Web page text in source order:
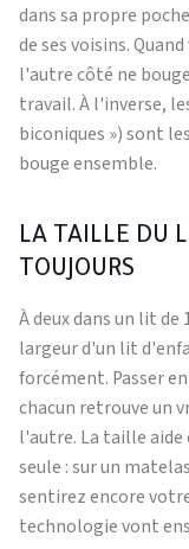
dans sa propre
de ses voisins.
l'autre côté ne
travail. À l'inverse,
biconiques ») sont
bouge ensemble.
LA TAILLE DU
TOUJOURS
À deux dans un lit de
largeur d'un lit
forcément. Passer
chacun retrouve un
l'autre. La taille
seule : sur un
sentirez encore
technologie vont